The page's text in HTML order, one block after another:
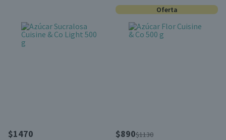
$1470
Oferta
$890$1130